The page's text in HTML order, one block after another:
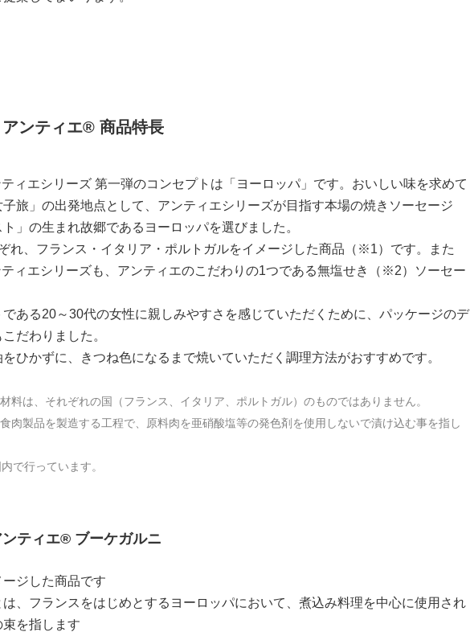
ンティエ® 商品特長
ィエシリーズ 第一弾のコンセプトは「ヨーロッパ」です。おいしい味を求めて
旅」の出発地点として、アンティエシリーズが目指す本場の焼きソーセージ
ト」の生まれ故郷であるヨーロッパを選びました。
れ、フランス・イタリア・ポルトガルをイメージした商品（※1）です。また
ィエシリーズも、アンティエのこだわりの1つである無塩せき（※2）ソーセー
である20～30代の女性に親しみやすさを感じていただくために、パッケージのデ
だわりました。
ひかずに、きつね色になるまで焼いていただく調理方法がおすすめです。
料は、それぞれの国（フランス、イタリア、ポルトガル）のものではありません。
肉製品を製造する工程で、原料肉を亜硝酸塩等の発色剤を使用しないで漬け込む事を指し
で行っています。
ティエ® ブーケガルニ
ージした商品です
は、フランスをはじめとするヨーロッパにおいて、煮込み料理を中心に使用され
を指します